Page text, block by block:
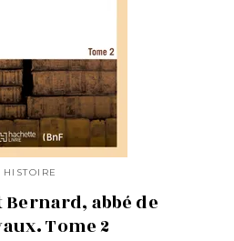
HISTOIRE
Bernard, abbé de
Tome 2